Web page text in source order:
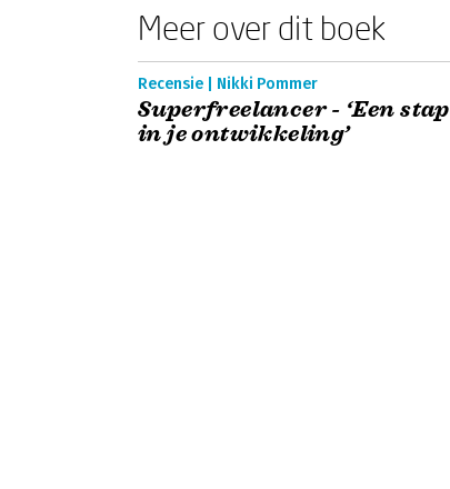
Meer over dit boek
Recensie | Nikki Pommer
Superfreelancer - ‘Een stap
in je ontwikkeling’